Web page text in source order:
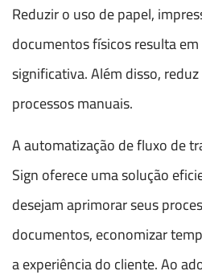
Reduzir o uso de papel,
documentos físicos resulta
significativa. Além disso,
processos manuais.
A automatização de fluxo de
Sign oferece uma solução
desejam aprimorar seus
documentos, economizar
a experiência do cliente. Ao